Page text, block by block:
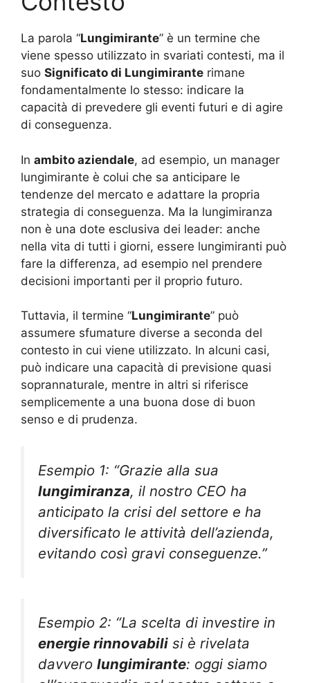
La parola “Lungimirante” è un termine che
viene spesso utilizzato in svariati contesti, ma il
suo Significato di Lungimirante rimane
fondamentalmente lo stesso: indicare la
capacità di prevedere gli eventi futuri e di agire
di conseguenza.
In ambito aziendale, ad esempio, un manager
lungimirante è colui che sa anticipare le
tendenze del mercato e adattare la propria
strategia di conseguenza. Ma la lungimiranza
non è una dote esclusiva dei leader: anche
nella vita di tutti i giorni, essere lungimiranti può
fare la differenza, ad esempio nel prendere
decisioni importanti per il proprio futuro.
Tuttavia, il termine “Lungimirante” può
assumere sfumature diverse a seconda del
contesto in cui viene utilizzato. In alcuni casi,
può indicare una capacità di previsione quasi
soprannaturale, mentre in altri si riferisce
semplicemente a una buona dose di buon
senso e di prudenza.
Esempio 1: “Grazie alla sua
lungimiranza, il nostro CEO ha
anticipato la crisi del settore e ha
diversificato le attività dell’azienda,
evitando così gravi conseguenze.”
Esempio 2: “La scelta di investire in
energie rinnovabili si è rivelata
davvero lungimirante: oggi siamo